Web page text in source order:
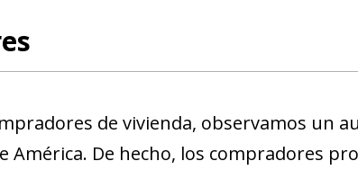
de vivienda, observamos un
América. De hecho, los compradores